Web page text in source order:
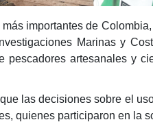
importantes de
Marinas y
artesanales y
las decisiones sobre el
quienes participaron en la